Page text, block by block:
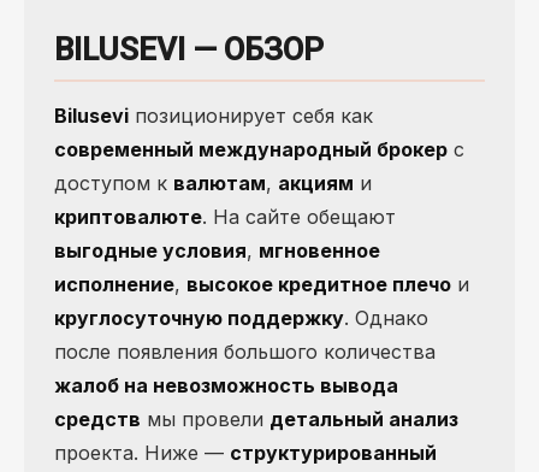
BILUSEVI — ОБЗОР
Bilusevi позиционирует себя как
современный международный брокер с
доступом к валютам, акциям и
криптовалюте. На сайте обещают
выгодные условия, мгновенное
исполнение, высокое кредитное плечо и
круглосуточную поддержку. Однако
после появления большого количества
жалоб на невозможность вывода
средств мы провели детальный анализ
проекта. Ниже — структурированный